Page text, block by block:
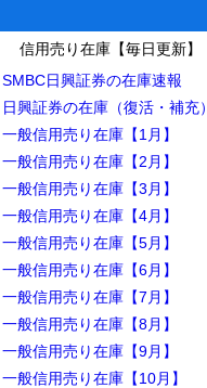
信用売り在庫【毎日更新】
SMBC日興証券の在庫速報
日興証券の在庫（復活・補充）
一般信用売り在庫【1月】
一般信用売り在庫【2月】
一般信用売り在庫【3月】
一般信用売り在庫【4月】
一般信用売り在庫【5月】
一般信用売り在庫【6月】
一般信用売り在庫【7月】
一般信用売り在庫【8月】
一般信用売り在庫【9月】
一般信用売り在庫【10月】